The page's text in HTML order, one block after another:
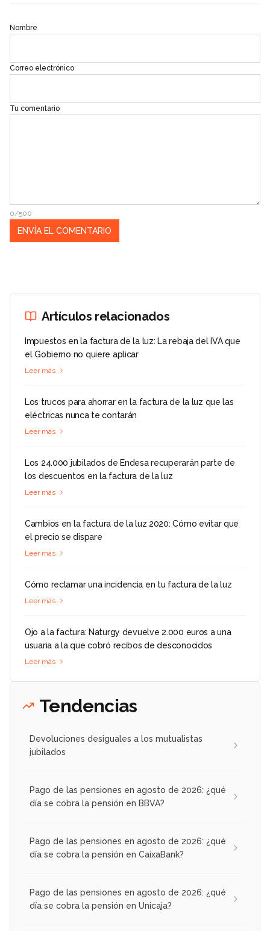
Nombre
Correo electrónico
Tu comentario
0/500
Artículos relacionados
Impuestos en la factura de la luz: La rebaja del IVA que
el Gobierno no quiere aplicar
Leer más
Los trucos para ahorrar en la factura de la luz que las
eléctricas nunca te contarán
Leer más
Los 24.000 jubilados de Endesa recuperarán parte de
los descuentos en la factura de la luz
Leer más
Cambios en la factura de la luz 2020: Cómo evitar que
el precio se dispare
Leer más
Cómo reclamar una incidencia en tu factura de la luz
Leer más
Ojo a la factura: Naturgy devuelve 2.000 euros a una
usuaria a la que cobró recibos de desconocidos
Leer más
Tendencias
Devoluciones desiguales a los mutualistas
jubilados
Pago de las pensiones en agosto de 2026: ¿qué
día se cobra la pensión en BBVA?
Pago de las pensiones en agosto de 2026: ¿qué
día se cobra la pensión en CaixaBank?
Pago de las pensiones en agosto de 2026: ¿qué
día se cobra la pensión en Unicaja?